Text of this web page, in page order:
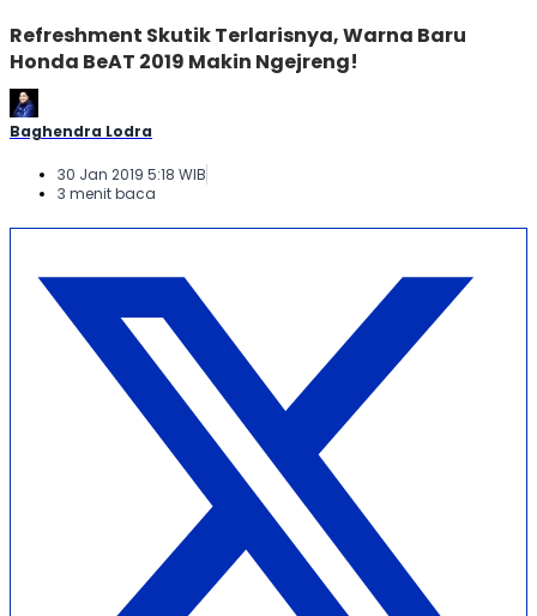
Refreshment Skutik Terlarisnya, Warna Baru
Honda BeAT 2019 Makin Ngejreng!
Baghendra Lodra
30 Jan 2019 5:18 WIB
3 menit baca